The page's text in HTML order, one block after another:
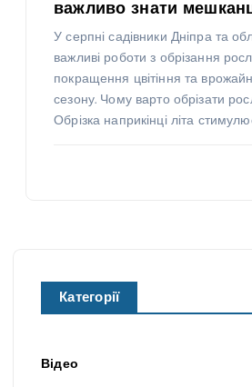
важливо знати
У серпні садівники Дніпра та
важливі роботи з обрізання
покращення цвітіння та
сезону. Чому варто обрізати
Обрізка наприкінці літа
Категорії
Відео